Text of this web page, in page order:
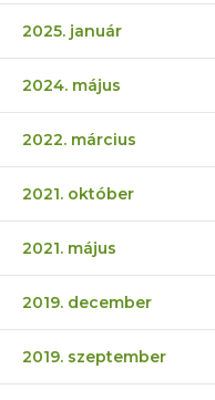
2025. január
2024. május
2022. március
2021. október
2021. május
2019. december
2019. szeptember